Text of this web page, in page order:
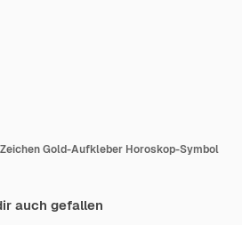
Gold-Aufkleber Horoskop-Symbol
auch gefallen